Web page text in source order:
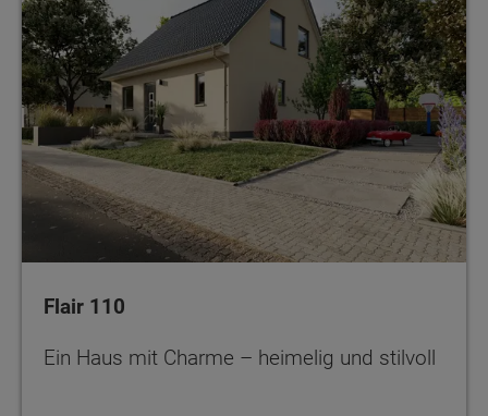
Flair 110
Ein Haus mit Charme – heimelig und stilvoll